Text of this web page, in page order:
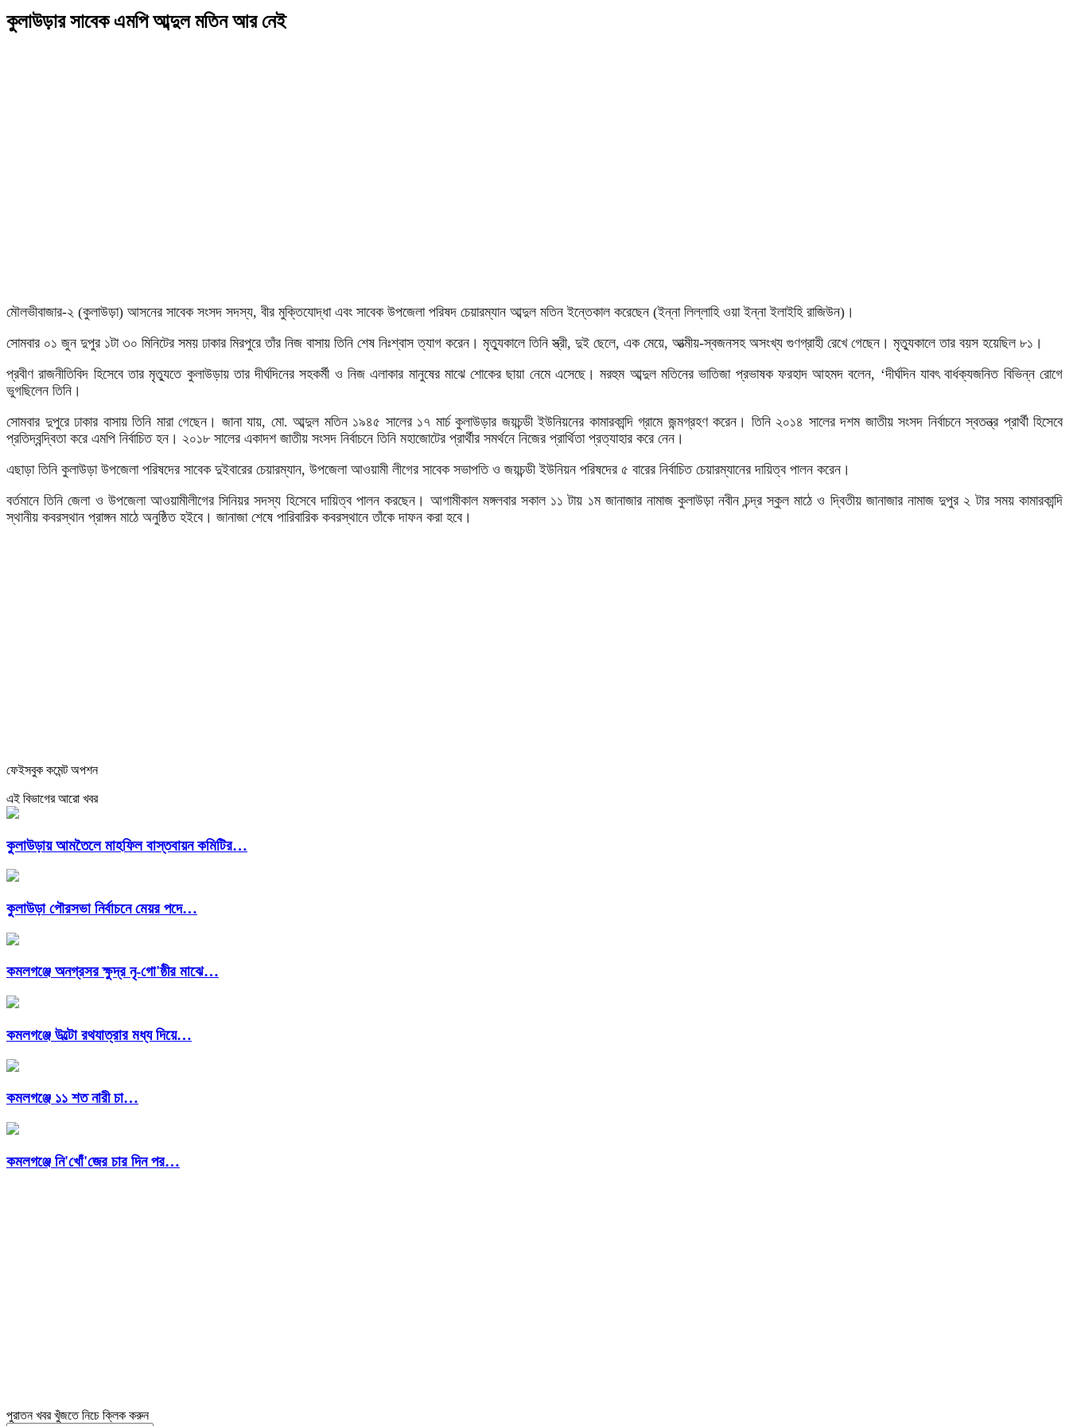
কুলাউড়ার সাবেক এমপি আব্দুল মতিন আর নেই
মৌলভীবাজার-২ (কুলাউড়া) আসনের সাবেক সংসদ সদস্য, বীর মুক্তিযোদ্ধা এবং সাবেক উপজেলা পরিষদ চেয়ারম্যান আব্দুল মতিন ইন্তেকাল করেছেন (ইন্না লিল্লাহি ওয়া ইন্না ইলাইহি রাজিউন)।
সোমবার ০১ জুন দুপুর ১টা ৩০ মিনিটের সময় ঢাকার মিরপুরে তাঁর নিজ বাসায় তিনি শেষ নিঃশ্বাস ত্যাগ করেন। মৃত্যুকালে তিনি স্ত্রী, দুই ছেলে, এক মেয়ে, আত্মীয়-স্বজনসহ অসংখ্য গুণগ্রাহী রেখে গেছেন। মৃত্যুকালে তার বয়স হয়েছিল ৮১।
প্রবীণ রাজনীতিবিদ হিসেবে তার মৃত্যুতে কুলাউড়ায় তার দীর্ঘদিনের সহকর্মী ও নিজ এলাকার মানুষের মাঝে শোকের ছায়া নেমে এসেছে। মরহুম আব্দুল মতিনের ভাতিজা প্রভাষক ফরহাদ আহমদ বলেন, ‘দীর্ঘদিন যাবৎ বার্ধক্যজনিত বিভিন্ন রোগে
ভুগছিলেন তিনি।
সোমবার দুপুরে ঢাকার বাসায় তিনি মারা গেছেন। জানা যায়, মো. আব্দুল মতিন ১৯৪৫ সালের ১৭ মার্চ কুলাউড়ার জয়চন্ডী ইউনিয়নের কামারকান্দি গ্রামে জন্মগ্রহণ করেন। তিনি ২০১৪ সালের দশম জাতীয় সংসদ নির্বাচনে স্বতন্ত্র প্রার্থী হিসেবে
প্রতিদ্বন্দ্বিতা করে এমপি নির্বাচিত হন। ২০১৮ সালের একাদশ জাতীয় সংসদ নির্বাচনে তিনি মহাজোটের প্রার্থীর সমর্থনে নিজের প্রার্থিতা প্রত্যাহার করে নেন।
এছাড়া তিনি কুলাউড়া উপজেলা পরিষদের সাবেক দুইবারের চেয়ারম্যান, উপজেলা আওয়ামী লীগের সাবেক সভাপতি ও জয়চন্ডী ইউনিয়ন পরিষদের ৫ বারের নির্বাচিত চেয়ারম্যানের দায়িত্ব পালন করেন।
বর্তমানে তিনি জেলা ও উপজেলা আওয়ামীলীগের সিনিয়র সদস্য হিসেবে দায়িত্ব পালন করছেন। আগামীকাল মঙ্গলবার সকাল ১১ টায় ১ম জানাজার নামাজ কুলাউড়া নবীন চন্দ্র স্কুল মাঠে ও দ্বিতীয় জানাজার নামাজ দুপুর ২ টার সময় কামারকান্দি
স্থানীয় কবরস্থান প্রাঙ্গন মাঠে অনুষ্ঠিত হইবে। জানাজা শেষে পারিবারিক কবরস্থানে তাঁকে দাফন করা হবে।
ফেইসবুক কমেন্ট অপশন
এই বিভাগের আরো খবর
কুলাউড়ায় আমতৈলে মাহফিল বাস্তবায়ন কমিটির…
কুলাউড়া পৌরসভা নির্বাচনে মেয়র পদে…
কমলগঞ্জে অনগ্রসর ক্ষুদ্র নৃ-গো'ষ্ঠীর মাঝে…
কমলগঞ্জে উল্টো রথযাত্রার মধ্য দিয়ে…
কমলগঞ্জে ১১ শত নারী চা…
কমলগঞ্জে নি'খোঁ'জের চার দিন পর…
পুরাতন খবর খুঁজতে নিচে ক্লিক করুন